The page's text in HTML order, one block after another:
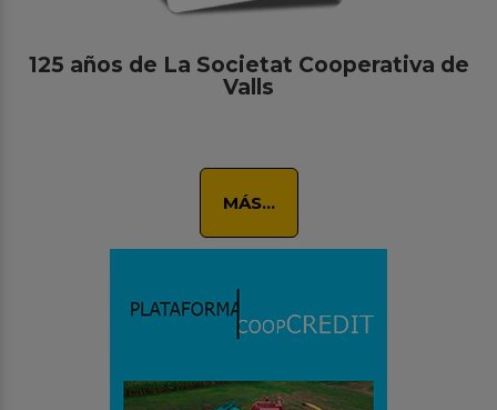
125 años de La Societat Cooperativa de
Valls
MÁS...